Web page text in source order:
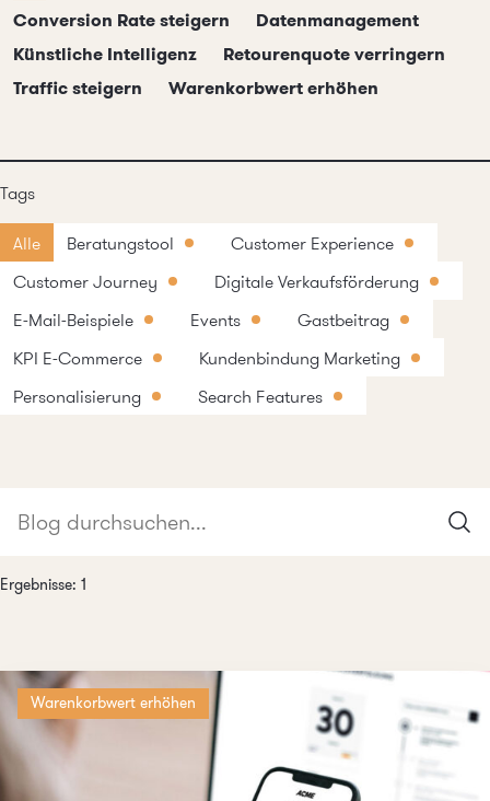
Conversion Rate steigern
Datenmanagement
Künstliche Intelligenz
Retourenquote verringern
Traffic steigern
Warenkorbwert erhöhen
Tags
Alle Beratungstool
Customer Experience
Customer Journey
Digitale Verkaufsförderung
E-Mail-Beispiele
Events
Gastbeitrag
KPI E-Commerce
Kundenbindung Marketing
Personalisierung
Search Features
Ergebnisse: 1
Warenkorbwert erhöhen